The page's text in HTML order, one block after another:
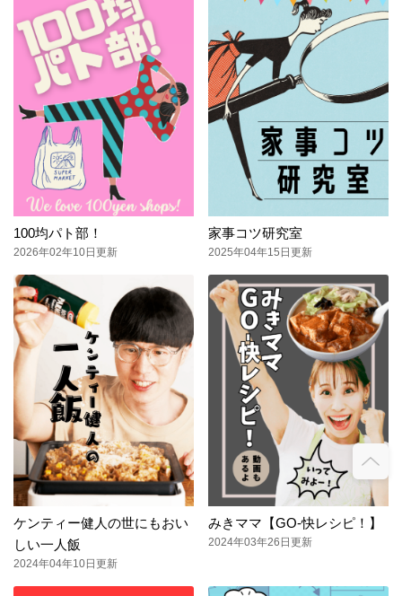
100均パト部！
2026年02年10日更新
家事コツ研究室
2025年04年15日更新
ケンティー健人の世にもおい
しい一人飯
2024年04年10日更新
みきママ【GO-快レシピ！】
2024年03年26日更新